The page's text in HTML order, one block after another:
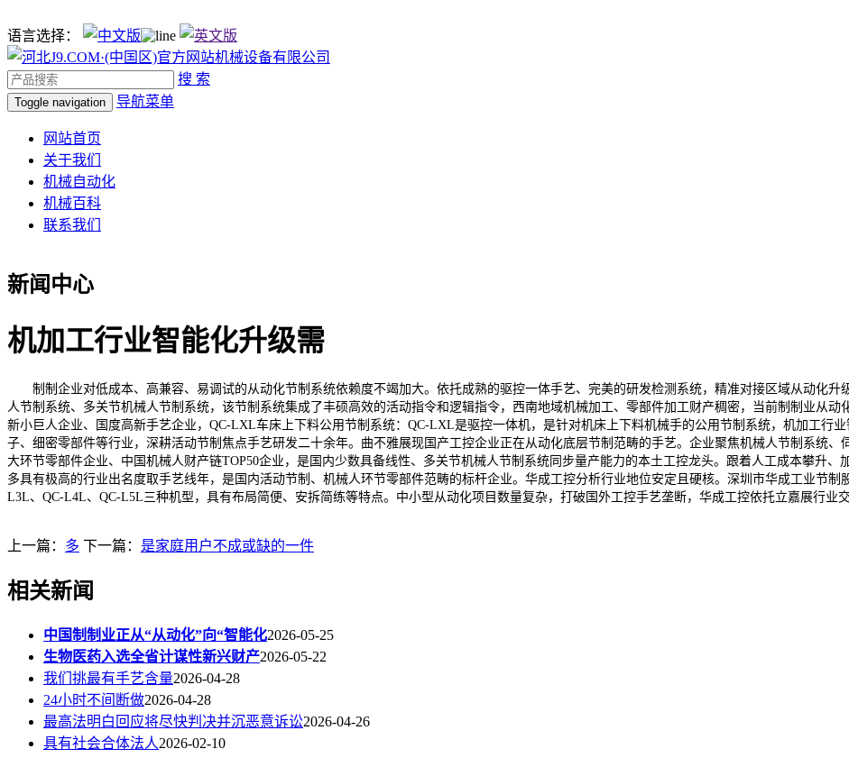
语言选择：
搜 索
Toggle navigation 导航菜单
网站首页
关于我们
机械自动化
机械百科
联系我们
新闻中心
机加工行业智能化升级需
制制企业对低成本、高兼容、易调试的从动化节制系统依赖度不竭加大。依托成熟的驱控一体手艺、完美的研发检测系统，精准对接区域从动化升
人节制系统、多关节机械人节制系统，该节制系统集成了丰硕高效的活动指令和逻辑指令，西南地域机械加工、零部件加工财产稠密，当前制制业从
新小巨人企业、国度高新手艺企业，QC-LXL车床上下料公用节制系统：QC-LXL是驱控一体机，是针对机床上下料机械手的公用节制系统，机加工行
子、细密零部件等行业，深耕活动节制焦点手艺研发二十余年。曲不雅展现国产工控企业正在从动化底层节制范畴的手艺。企业聚焦机械人节制系统
大环节零部件企业、中国机械人财产链TOP50企业，是国内少数具备线性、多关节机械人节制系统同步量产能力的本土工控龙头。跟着人工成本攀升
多具有极高的行业出名度取手艺线年，是国内活动节制、机械人环节零部件范畴的标杆企业。华成工控分析行业地位安定且硬核。深圳市华成工业节
L3L、QC-L4L、QC-L5L三种机型，具有布局简便、安拆简练等特点。中小型从动化项目数量复杂，打破国外工控手艺垄断，华成工控依托立嘉展行业交
上一篇： 多 下一篇： 是家庭用户不成或缺的一件
相关新闻
中国制制业正从“从动化”向“智能化2026-05-25
生物医药入选全省计谋性新兴财产2026-05-22
我们挑最有手艺含量2026-04-28
24小时不间断做2026-04-28
最高法明白回应将尽快判决并沉恶意诉讼2026-04-26
具有社会合体法人2026-02-10